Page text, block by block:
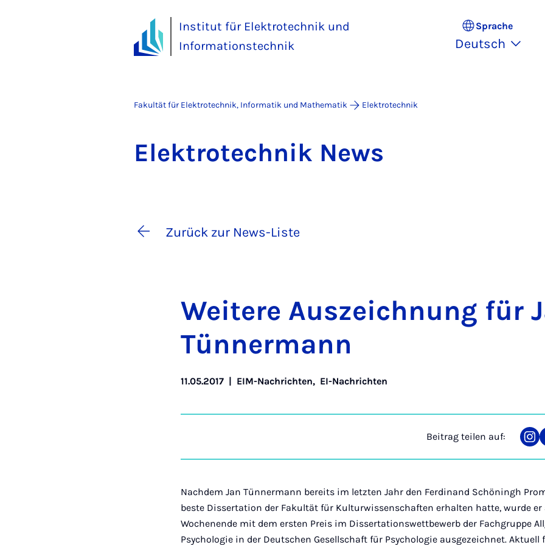
Institut für Elektrotechnik und
Informationstechnik
Sprache
Deutsch
Fakultät für Elektrotechnik, Informatik und Mathematik Elektrotechnik
Elek­tro­tech­nik News
Zurück zur News-Liste
Wei­te­re Aus­zeich­nung für
Tün­ner­mann
11.05.2017 | EIM-Nachrichten, EI-Nachrichten
Beitrag teilen auf:
auf
Nachdem Jan Tünnermann bereits im letzten Jahr den Ferdinand Schöningh
beste Dissertation der Fakultät für Kulturwissenschaften erhalten hatte, wurde er
Wochenende mit dem ersten Preis im Dissertationswettbewerb der Fachgruppe
Psychologie in der Deutschen Gesellschaft für Psychologie ausgezeichnet. Aktuell